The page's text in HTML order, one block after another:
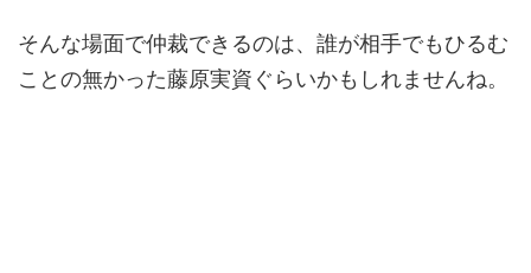
そんな場面で仲裁できるのは、誰が相手でもひるむ
ことの無かった藤原実資ぐらいかもしれませんね。